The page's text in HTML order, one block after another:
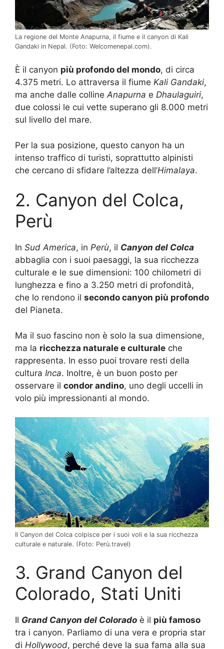
La regione del Monte Anapurna, il fiume e il canyon di Kali
Gandaki in Nepal. (Foto: Welcomenepal.com).
È il canyon più profondo del mondo, di circa
4.375 metri. Lo attraversa il fiume Kali Gandaki,
ma anche dalle collineAnapurna e Dhaulaguiri,
due colossi le cui vette superano gli 8.000 metri
sul livello del mare.
Per la sua posizione, questo canyon ha un
intenso traffico di turisti, soprattutto alpinisti
che cercano di sfidare l’altezza dell’Himalaya.
2. Canyon del Colca,
Perù
In Sud America, in Perù, il Canyon del Colca
abbaglia con i suoi paesaggi, la sua ricchezza
culturale e le sue dimensioni: 100 chilometri di
lunghezza e fino a 3.250 metri di profondità,
che lo rendono il secondo canyon più profondo
del Pianeta.
Ma il suo fascino non è solo la sua dimensione,
ma la ricchezza naturale e culturale che
rappresenta. In esso puoi trovare resti della
cultura Inca. Inoltre, è un buon posto per
osservare il condor andino, uno degli uccelli in
volo più impressionanti al mondo.
Il Canyon del Colca colpisce per i suoi voli e la sua ricchezza
culturale e naturale. (Foto: Perù.travel)
3. Grand Canyon del
Colorado, Stati Uniti
Il Grand Canyon del Colorado è il più famoso
tra i canyon. Parliamo di una vera e propria star
di Hollywood, perché deve la sua fama alla sua